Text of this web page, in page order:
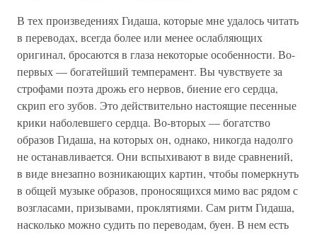
В тех произведениях Гидаша, которые мне удалось читать
в переводах, всегда более или менее ослабляющих
оригинал, бросаются в глаза некоторые особенности. Во-
первых — богатейший темперамент. Вы чувствуете за
строфами поэта дрожь его нервов, биение его сердца,
скрип его зубов. Это действительно настоящие песенные
крики наболевшего сердца. Во-вторых — богатство
образов Гидаша, на которых он, однако, никогда надолго
не останавливается. Они вспыхивают в виде сравнений,
в виде внезапно возникающих картин, чтобы померкнуть
в общей музыке образов, проносящихся мимо вас рядом с
возгласами, призывами, проклятиями. Сам ритм Гидаша,
насколько можно судить по переводам, буен. В нем есть